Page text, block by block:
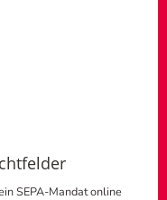
SEPA-Mandat online